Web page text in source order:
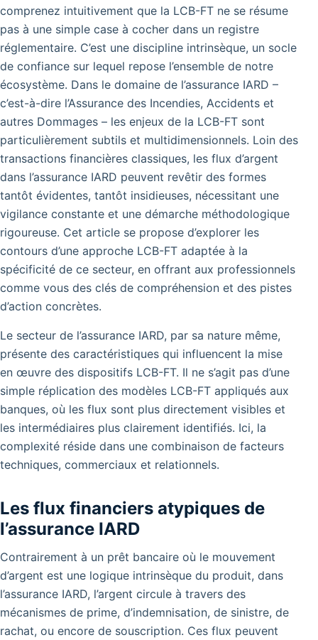
comprenez intuitivement que la LCB-FT ne se résume
pas à une simple case à cocher dans un registre
réglementaire. C’est une discipline intrinsèque, un socle
de confiance sur lequel repose l’ensemble de notre
écosystème. Dans le domaine de l’assurance IARD –
c’est-à-dire l’Assurance des Incendies, Accidents et
autres Dommages – les enjeux de la LCB-FT sont
particulièrement subtils et multidimensionnels. Loin des
transactions financières classiques, les flux d’argent
dans l’assurance IARD peuvent revêtir des formes
tantôt évidentes, tantôt insidieuses, nécessitant une
vigilance constante et une démarche méthodologique
rigoureuse. Cet article se propose d’explorer les
contours d’une approche LCB-FT adaptée à la
spécificité de ce secteur, en offrant aux professionnels
comme vous des clés de compréhension et des pistes
d’action concrètes.
Le secteur de l’assurance IARD, par sa nature même,
présente des caractéristiques qui influencent la mise
en œuvre des dispositifs LCB-FT. Il ne s’agit pas d’une
simple réplication des modèles LCB-FT appliqués aux
banques, où les flux sont plus directement visibles et
les intermédiaires plus clairement identifiés. Ici, la
complexité réside dans une combinaison de facteurs
techniques, commerciaux et relationnels.
Les flux financiers atypiques de
l’assurance IARD
Contrairement à un prêt bancaire où le mouvement
d’argent est une logique intrinsèque du produit, dans
l’assurance IARD, l’argent circule à travers des
mécanismes de prime, d’indemnisation, de sinistre, de
rachat, ou encore de souscription. Ces flux peuvent